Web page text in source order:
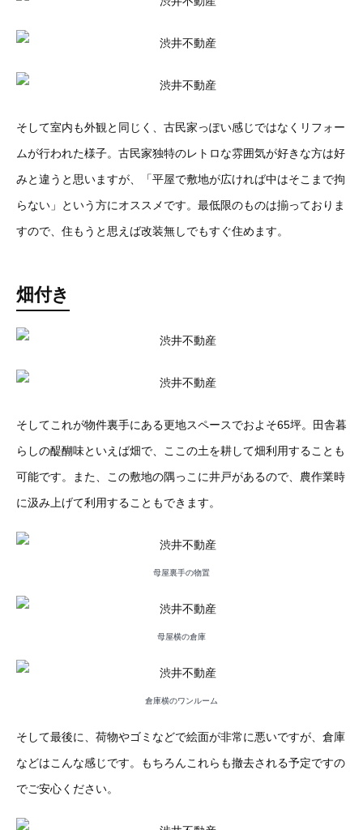
そして室内も外観と同じく、古民家っぽい感じではなくリフォー
ムが行われた様子。古民家独特のレトロな雰囲気が好きな方は好
みと違うと思いますが、「平屋で敷地が広ければ中はそこまで拘
らない」という方にオススメです。最低限のものは揃っておりま
すので、住もうと思えば改装無しでもすぐ住めます。
畑付き
そしてこれが物件裏手にある更地スペースでおよそ65坪。田舎暮
らしの醍醐味といえば畑で、ここの土を耕して畑利用することも
可能です。また、この敷地の隅っこに井戸があるので、農作業時
に汲み上げて利用することもできます。
母屋裏手の物置
母屋横の倉庫
倉庫横のワンルーム
そして最後に、荷物やゴミなどで絵面が非常に悪いですが、倉庫
などはこんな感じです。もちろんこれらも撤去される予定ですの
でご安心ください。